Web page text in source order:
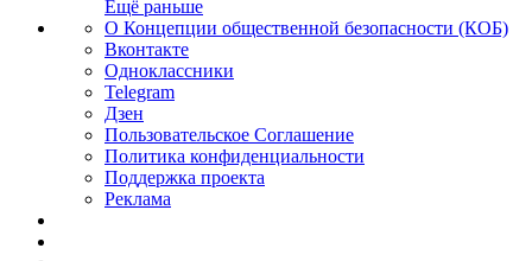
Ещё раньше
О Концепции общественной безопасности (КОБ)
Вконтакте
Одноклассники
Telegram
Дзен
Пользовательское Соглашение
Политика конфиденциальности
Поддержка проекта
Реклама